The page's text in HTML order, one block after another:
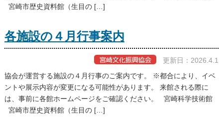
宮崎市歴史資料館（生目の […]
各施設の４月行事案内
更新日：2026.4.1
協会が運営する施設の４月行事のご案内です。 ※都合により、イベ
ントや展示内容が変更になる可能性があります。 来館される際に
は、事前に各館ホームページをご確認ください。 宮崎科学技術館
宮崎市歴史資料館（生目の […]